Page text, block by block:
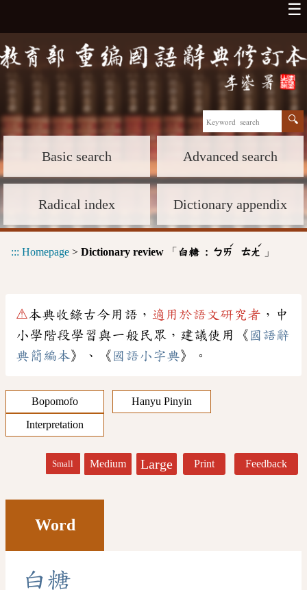
☰
Basic search Advanced search
Radical index Dictionary appendix
::: Homepage > Dictionary review 「 白糖 : ㄅㄞ
ˊ
ㄊㄤ
ˊ
」
⚠本典收錄古今用語， 適用於語文研究者 ，中
小學階段學習與一般民眾，建議使用《 國語辭
典簡編本》、《 國語小字典》。
Bopomofo
Hanyu Pinyin
Interpretation
Small Medium Large Print Feedback
Word
白糖